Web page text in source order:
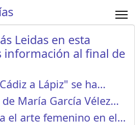
Leidas en esta
información al final de
a Lápiz" se ha…
María García Vélez…
el arte femenino en el…